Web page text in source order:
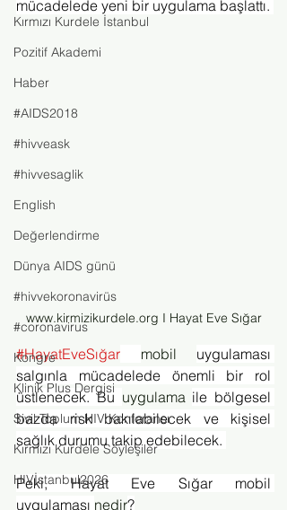
Kırmızı Kurdele İstanbul
Pozitif Akademi
Haber
#AIDS2018
#hivveask
#hivvesaglik
English
Değerlendirme
Dünya AIDS günü
#hivvekoronavirüs
#coronavirus
Kongre
Klinik Plus Dergisi
Sivil Toplum HIV Konferansı
Kırmızı Kurdele Söyleşiler
HIVİstanbul2026
www.kirmizikurdele.org I Hayat Eve Sığar
#HayatEveSığar mobil uygulaması
salgınla mücadelede önemli bir rol
üstlenecek. Bu uygulama ile bölgesel
bazda risk bakılabilecek ve kişisel
sağlık durumu takip edebilecek.
Peki, Hayat Eve Sığar mobil
uygulaması nedir?